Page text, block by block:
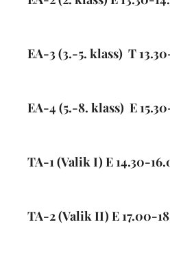
EA-3(3.-5. klass) T
EA-4 (5.-8. klass) E
TA-1 (Valik I) E 14.30-
TA-2(Valik II) E 17.00-